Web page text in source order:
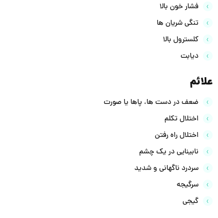
فشار خون بالا
تنگی شریان ها
کلسترول بالا
دیابت
علائم
ضعف در دست ها، پاها یا صورت
اختلال تکلم
اختلال راه رفتن
نابینایی در یک چشم
سردرد ناگهانی و شدید
سرگیجه
گیجی